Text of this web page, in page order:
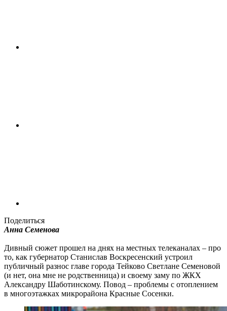
Поделиться
Анна Семенова
Дивный сюжет прошел на днях на местных телеканалах – про
то, как губернатор Станислав Воскресенский устроил
публичный разнос главе города Тейково Светлане Семеновой
(и нет, она мне не родственница) и своему заму по ЖКХ
Александру Шаботинскому. Повод – проблемы с отоплением
в многоэтажках микрорайона Красные Сосенки.